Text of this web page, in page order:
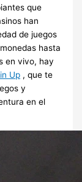
que
han
de juegos
hasta
en vivo, hay
Up , que te
y
en el